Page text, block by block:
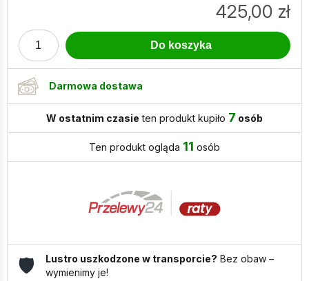
425,00 zł
ilość
Lustro
nieregularne
LED
T4
Lunara
wymiar
Do koszyka
Darmowa dostawa
W ostatnim czasie ten produkt kupiło 7 osób
Ten produkt ogląda 11 osób
🛡️ Lustro uszkodzone w transporcie? Bez obaw –
wymienimy je!